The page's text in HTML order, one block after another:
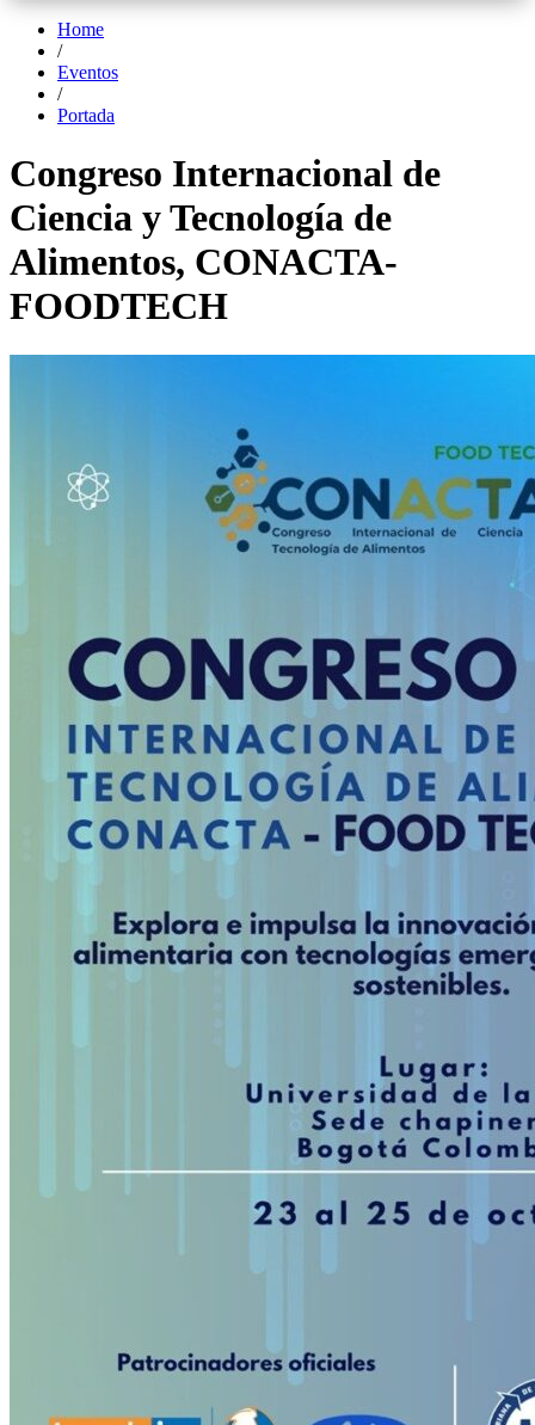
Home
/
Eventos
/
Portada
Congreso Internacional de
Ciencia y Tecnología de
Alimentos, CONACTA-
FOODTECH